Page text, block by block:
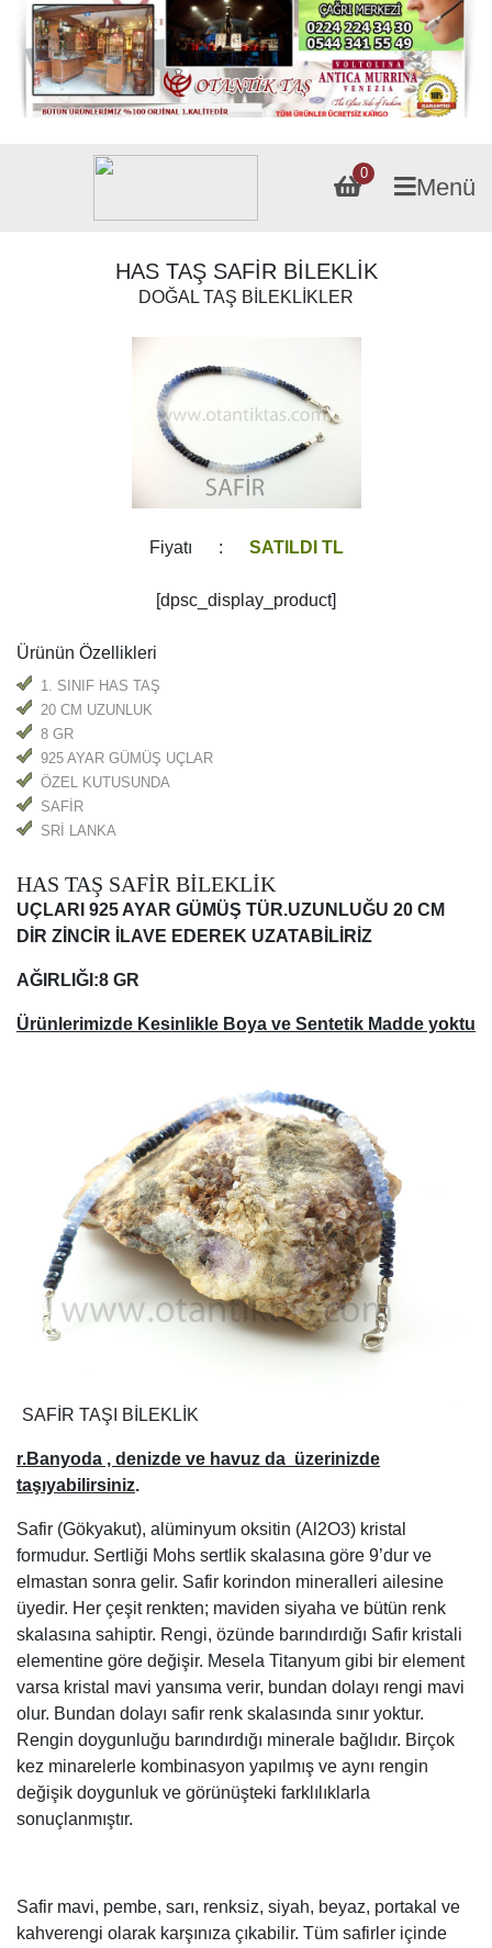
0
Menü
HAS TAŞ SAFİR BİLEKLİK
DOĞAL TAŞ BİLEKLİKLER
Fiyatı : SATILDI TL
[dpsc_display_product]
Ürünün Özellikleri
1. SINIF HAS TAŞ
20 CM UZUNLUK
8 GR
925 AYAR GÜMÜŞ UÇLAR
ÖZEL KUTUSUNDA
SAFİR
SRİ LANKA
HAS TAŞ SAFİR BİLEKLİK
UÇLARI 925 AYAR GÜMÜŞ TÜR.UZUNLUĞU 20 CM
DİR ZİNCİR İLAVE EDEREK UZATABİLİRİZ
AĞIRLIĞI:8 GR
Ürünlerimizde Kesinlikle Boya ve Sentetik Madde yoktu
SAFİR TAŞI BİLEKLİK
r.Banyoda , denizde ve havuz da üzerinizde
taşıyabilirsiniz.
Safir (Gökyakut), alüminyum oksitin (Al2O3) kristal
formudur. Sertliği Mohs sertlik skalasına göre 9’dur ve
elmastan sonra gelir. Safir korindon mineralleri ailesine
üyedir. Her çeşit renkten; maviden siyaha ve bütün renk
skalasına sahiptir. Rengi, özünde barındırdığı Safir kristali
elementine göre değişir. Mesela Titanyum gibi bir element
varsa kristal mavi yansıma verir, bundan dolayı rengi mavi
olur. Bundan dolayı safir renk skalasında sınır yoktur.
Rengin doygunluğu barındırdığı minerale bağlıdır. Birçok
kez minarelerle kombinasyon yapılmış ve aynı rengin
değişik doygunluk ve görünüşteki farklılıklarla
sonuçlanmıştır.
Safir mavi, pembe, sarı, renksiz, siyah, beyaz, portakal ve
kahverengi olarak karşınıza çıkabilir. Tüm safirler içinde